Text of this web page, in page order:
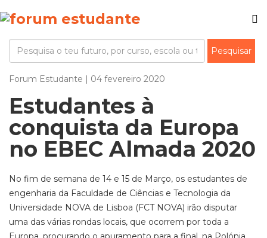
Forum Estudante | 04 fevereiro 2020
Estudantes à
conquista da Europa
no EBEC Almada 2020
No fim de semana de 14 e 15 de Março, os estudantes de
engenharia da Faculdade de Ciências e Tecnologia da
Universidade NOVA de Lisboa (FCT NOVA) irão disputar
uma das várias rondas locais, que ocorrem por toda a